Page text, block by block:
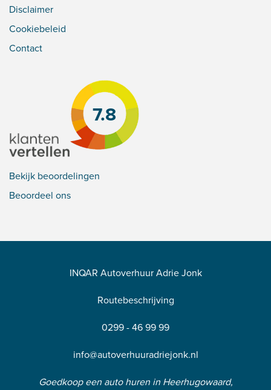
Disclaimer
Cookiebeleid
Contact
7.8
Bekijk beoordelingen
Beoordeel ons
INQAR Autoverhuur Adrie Jonk
Routebeschrijving
0299 - 46 99 99
info@autoverhuuradriejonk.nl
Goedkoop een auto huren in Heerhugowaard,